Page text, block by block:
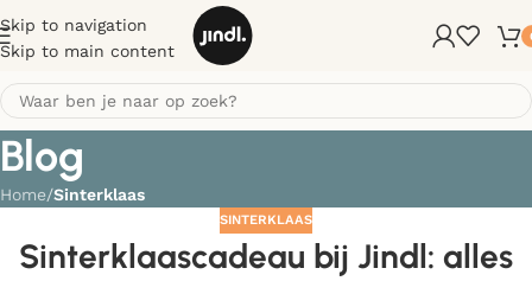
Skip to navigation
Skip to main content
Blog
Home/Sinterklaas
SINTERKLAAS
Sinterklaascadeau bij Jindl: alles